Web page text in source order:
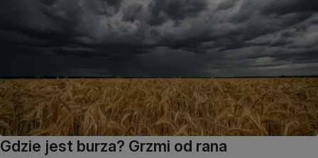
Gdzie jest burza? Grzmi od rana